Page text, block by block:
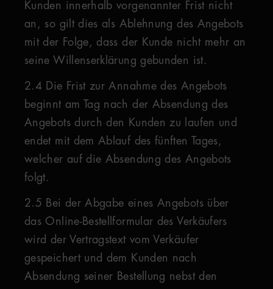
Kunden innerhalb vorgenannter Frist nicht
an, so gilt dies als Ablehnung des Angebots
mit der Folge, dass der Kunde nicht mehr an
seine Willenserklärung gebunden ist.
2.4 Die Frist zur Annahme des Angebots
beginnt am Tag nach der Absendung des
Angebots durch den Kunden zu laufen und
endet mit dem Ablauf des fünften Tages,
welcher auf die Absendung des Angebots
folgt.
2.5 Bei der Abgabe eines Angebots über
das Online-Bestellformular des Verkäufers
wird der Vertragstext vom Verkäufer
gespeichert und dem Kunden nach
Absendung seiner Bestellung nebst den